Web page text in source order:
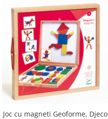
Joc cu magneti Geoforme, Djeco